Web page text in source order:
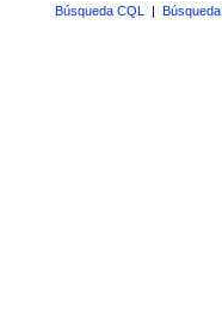
Búsqueda CQL